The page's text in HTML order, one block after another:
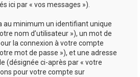
ici par « vos messages »).
au minimum un identifiant unique
nom d’utilisateur »), un mot de
la connexion à votre compte
mot de passe »), et une adresse
(désignée ci-après par « votre
pour votre compte sur